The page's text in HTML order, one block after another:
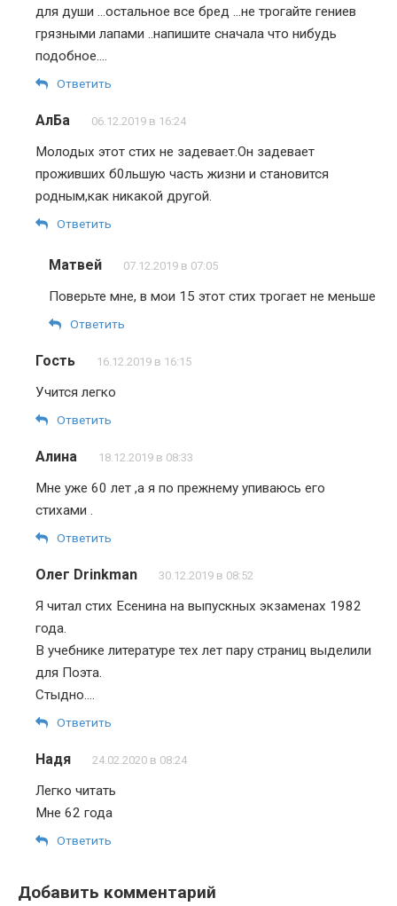
для души …остальное все бред …не трогайте гениев
грязными лапами ..напишите сначала что нибудь
подобное….
Ответить
АлБа 06.12.2019 в 16:24
Молодых этот стих не задевает.Он задевает
проживших б0льшую часть жизни и становится
родным,как никакой другой.
Ответить
Матвей 07.12.2019 в 07:05
Поверьте мне, в мои 15 этот стих трогает не меньше
Ответить
Гость 16.12.2019 в 16:15
Учится легко
Ответить
Алина 18.12.2019 в 08:33
Мне уже 60 лет ,а я по прежнему упиваюсь его
стихами .
Ответить
Олег Drinkman 30.12.2019 в 08:52
Я читал стих Есенина на выпускных экзаменах 1982
года.
В учебнике литературе тех лет пару страниц выделили
для Поэта.
Стыдно….
Ответить
Надя 24.02.2020 в 08:24
Легко читать
Мне 62 года
Ответить
Добавить комментарий